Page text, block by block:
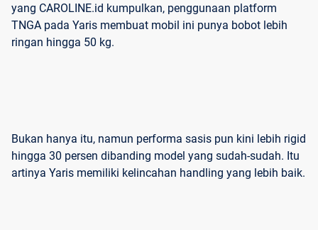
yang CAROLINE.id kumpulkan, penggunaan platform
TNGA pada Yaris membuat mobil ini punya bobot lebih
ringan hingga 50 kg.
Bukan hanya itu, namun performa sasis pun kini lebih rigid
hingga 30 persen dibanding model yang sudah-sudah. Itu
artinya Yaris memiliki kelincahan handling yang lebih baik.